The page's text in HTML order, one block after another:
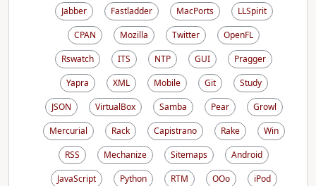
Jabber
Fastladder MacPorts
LLSpirit
CPAN
Mozilla Twitter
OpenFL
Rswatch
ITS NTP GUI
Pragger
Yapra
XML Mobile Git
Study
JSON
VirtualBox Samba Pear
Growl
Mercurial
Rack Capistrano Rake
Win
RSS
Mechanize Sitemaps
Android
JavaScript
Python RTM OOo
iPod